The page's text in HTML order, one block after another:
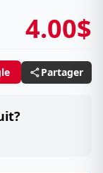
4.00$
Partager